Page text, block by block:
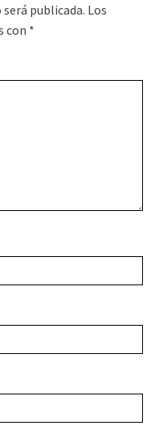
publicada. Los
con *